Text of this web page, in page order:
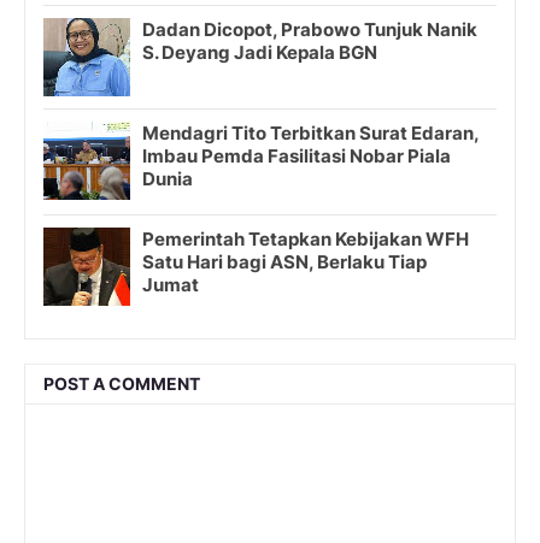
Dadan Dicopot, Prabowo Tunjuk Nanik
S. Deyang Jadi Kepala BGN
Mendagri Tito Terbitkan Surat Edaran,
Imbau Pemda Fasilitasi Nobar Piala
Dunia
Pemerintah Tetapkan Kebijakan WFH
Satu Hari bagi ASN, Berlaku Tiap
Jumat
POST A COMMENT